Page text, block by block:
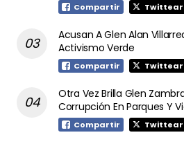
Compartir Twittear
Acusan A Glen Alan
Activismo Verde
Compartir Twittear
Otra Vez Brilla Glen
Corrupción En Parques Y
Compartir Twittear